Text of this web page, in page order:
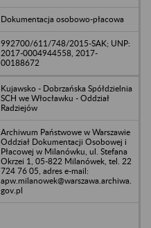
Dokumentacja osobowo-płacowa
992700/611/748/2015-SAK; UNP:
2017-0004944558, 2017-
00188672
Kujawsko - Dobrzańska Spółdzielnia
SCH we Włocławku - Oddział
Radziejów
Archiwum Państwowe w Warszawie
Oddział Dokumentacji Osobowej i
Płacowej w Milanówku, ul. Stefana
Okrzei 1, 05-822 Milanówek, tel. 22
724 76 05, adres e-mail:
apw.milanowek@warszawa.archiwa.
gov.pl